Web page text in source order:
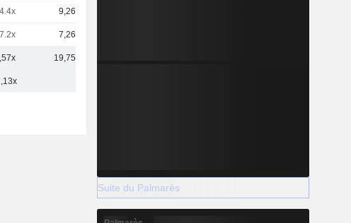
9,26 Md
7,26 Md
19,75 Md
Suite du Palmarès